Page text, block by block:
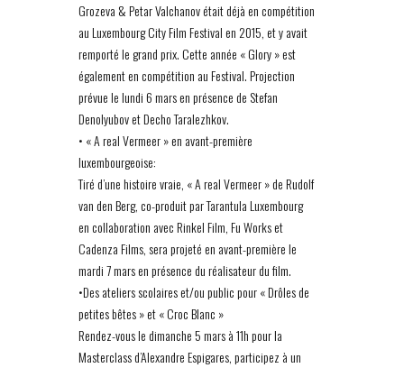
Grozeva & Petar Valchanov était déjà en compétition
au Luxembourg City Film Festival en 2015, et y avait
remporté le grand prix. Cette année « Glory » est
également en compétition au Festival. Projection
prévue le lundi 6 mars en présence de Stefan
Denolyubov et Decho Taralezhkov.
• « A real Vermeer » en avant-première
luxembourgeoise:
Tiré d’une histoire vraie, « A real Vermeer » de Rudolf
van den Berg, co-produit par Tarantula Luxembourg
en collaboration avec Rinkel Film, Fu Works et
Cadenza Films, sera projeté en avant-première le
mardi 7 mars en présence du réalisateur du film.
•Des ateliers scolaires et/ou public pour « Drôles de
petites bêtes » et « Croc Blanc »
Rendez-vous le dimanche 5 mars à 11h pour la
Masterclass d’Alexandre Espigares, participez à un